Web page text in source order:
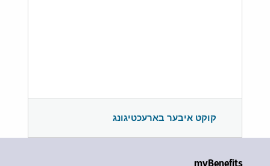
קוקט איבער בארעכטיגונג
myBenefits